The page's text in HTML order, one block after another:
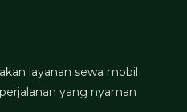
layanan sewa mobil
yang nyaman